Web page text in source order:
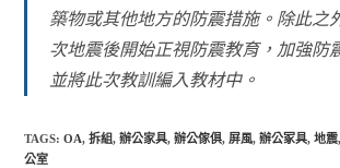
築物或其他地方的防震措施。除此之
次地震後開始正視防震教育，加強防
並將此次教訓編入教材中。
TAGS:OA, 拆組, 辦公家具, 辦公傢俱, 屏風, 辦公冢具, 地震,
公室